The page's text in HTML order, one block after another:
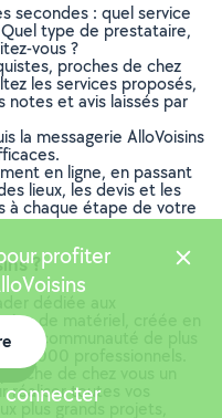
secondes : quel service
type de prestataire,
vous ?
proches de chez
les services proposés,
notes et avis laissés par
la messagerie AlloVoisins
en ligne, en passant
lieux, les devis et les
à chaque étape de votre
?
dédiée aux
de matériel, créée en
communauté de plus
000 professionnels.
de chez vous un
réaliser toutes vos
plus grands projets,
profiter
connecter